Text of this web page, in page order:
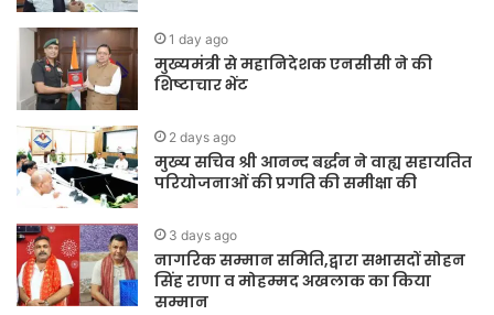
1 day ago
मुख्यमंत्री से महानिदेशक एनसीसी ने की
शिष्टाचार भेंट
2 days ago
मुख्य सचिव श्री आनन्द बर्द्धन ने वाह्य सहायतित
परियोजनाओं की प्रगति की समीक्षा की
3 days ago
नागरिक सम्मान समिति,द्वारा सभासदों सोहन
सिंह राणा व मोहम्मद अखलाक का किया
सम्मान